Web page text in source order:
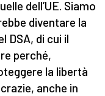
dell’UE. Siamo
diventare la
DSA, di cui il
perché,
la libertà
anche in